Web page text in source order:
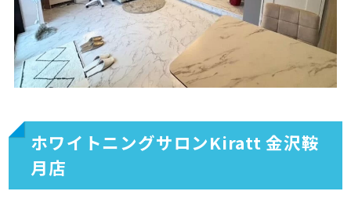
ホワイトニングサロンKiratt 金沢鞍
月店